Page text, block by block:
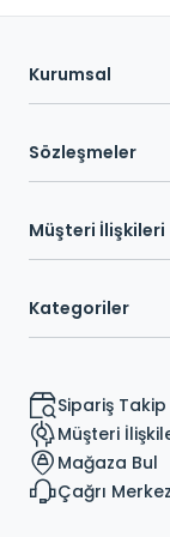
Kurumsal
Sözleşmeler
Müşteri İlişkileri
Kategoriler
Sipariş Takip
Müşteri
Mağaza Bul
Çağrı